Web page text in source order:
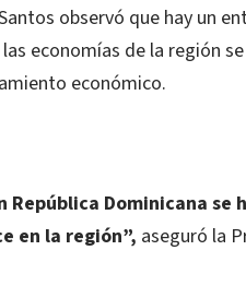
observó que hay un
economías de la región
económico.
República Dominicana
en la región”, aseguró la